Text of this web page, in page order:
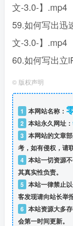
文-3.0-】.mp4
59.如何写出迅
文-3.0-】.mp4
60.如何写出立
© 版权声明
1 本网站名称：
2 本站永久网址：
3 本网站的文章
考，如有侵权，请
4 本站一切资源
其真实性负责。
5 本站一律禁止
客发现请向站长举
6 本站资源大多
会第一时间更新。